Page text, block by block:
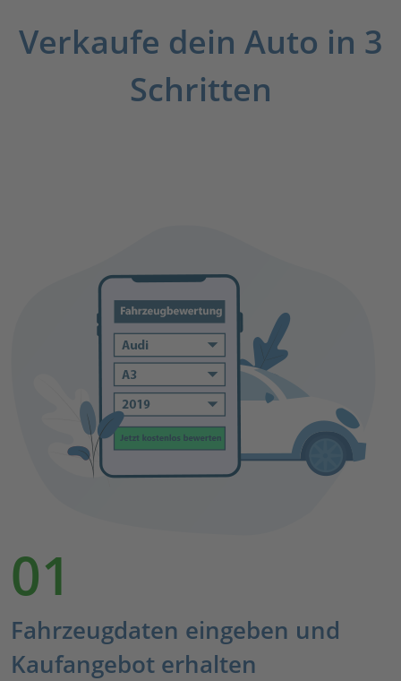
Verkaufe dein Auto in 3
Schritten
01
Fahrzeugdaten eingeben und
Kaufangebot erhalten